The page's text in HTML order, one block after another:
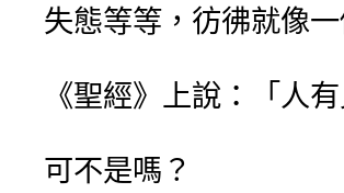
失態等等，彷彿就像
《聖經》上說：「人
可不是嗎？